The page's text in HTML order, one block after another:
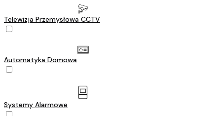
Telewizja Przemysłowa CCTV
Automatyka Domowa
Systemy Alarmowe